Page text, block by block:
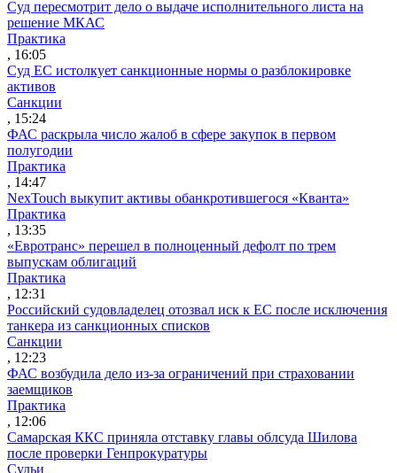
Суд пересмотрит дело о выдаче исполнительного листа на
решение МКАС
Практика
, 16:05
Суд ЕС истолкует санкционные нормы о разблокировке
активов
Санкции
, 15:24
ФАС раскрыла число жалоб в сфере закупок в первом
полугодии
Практика
, 14:47
NexTouch выкупит активы обанкротившегося «Кванта»
Практика
, 13:35
«Евротранс» перешел в полноценный дефолт по трем
выпускам облигаций
Практика
, 12:31
Российский судовладелец отозвал иск к ЕС после исключения
танкера из санкционных списков
Санкции
, 12:23
ФАС возбудила дело из-за ограничений при страховании
заемщиков
Практика
, 12:06
Самарская ККС приняла отставку главы облсуда Шилова
после проверки Генпрокуратуры
Судьи